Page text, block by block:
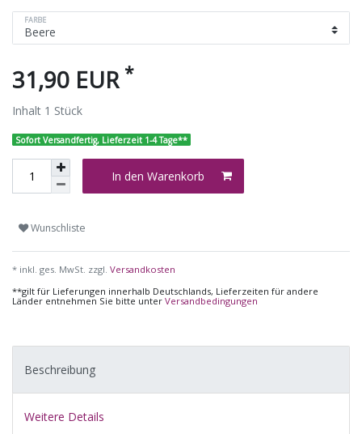
FARBE
31,90 EUR *
Inhalt 1 Stück
Sofort Versandfertig, Lieferzeit 1-4 Tage**
In den Warenkorb
Wunschliste
* inkl. ges. MwSt. zzgl. Versandkosten
**gilt für Lieferungen innerhalb Deutschlands, Lieferzeiten für andere
Länder entnehmen Sie bitte unter Versandbedingungen
Beschreibung
Weitere Details